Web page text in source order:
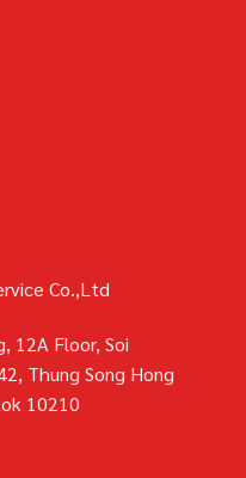
Co.,Ltd
12A Floor, Soi
Thung Song Hong
10210